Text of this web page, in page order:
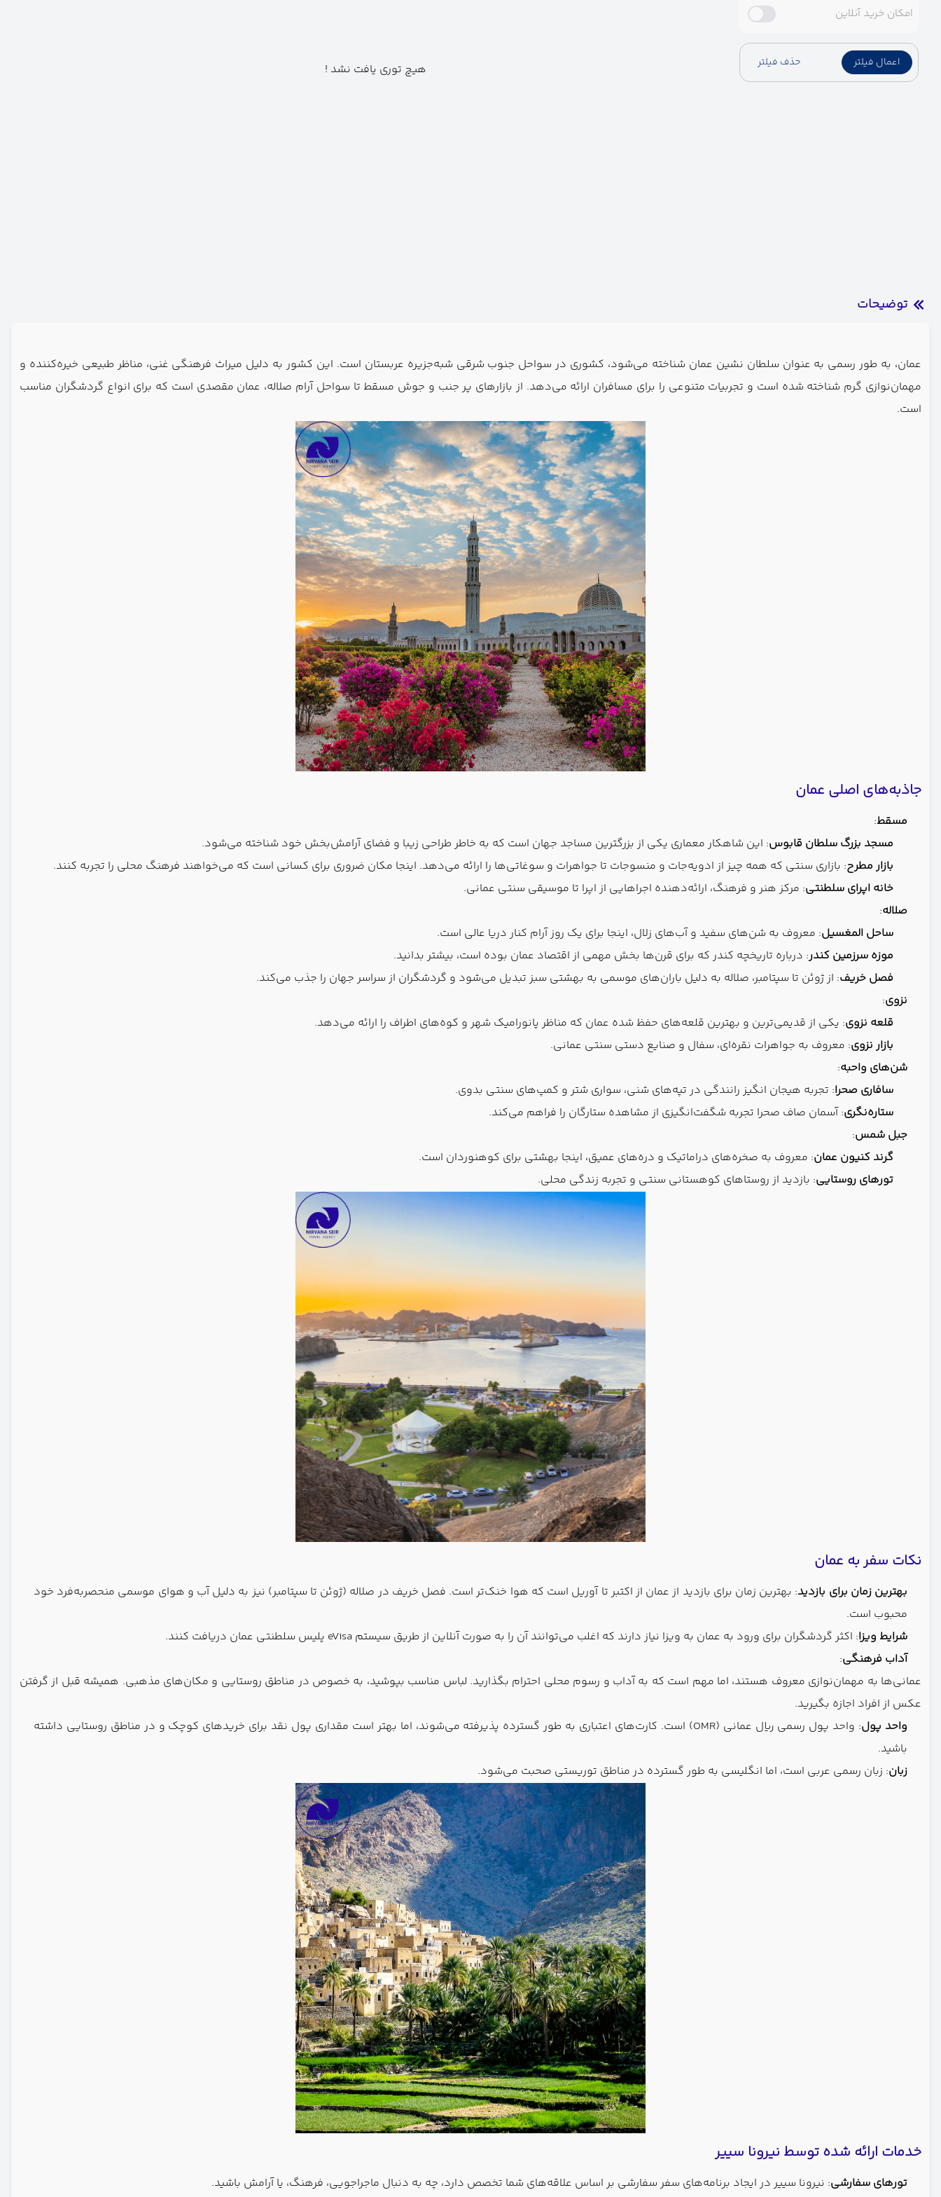
امکان خرید آنلاین
اعمال فیلتر حذف فیلتر هیچ توری یافت نشد !
توضیحات
عمان، به طور رسمی به عنوان سلطان نشین عمان شناخته می‌شود، کشوری در سواحل جنوب شرقی شبه‌جزیره عربستان است. این کشور به دلیل میراث فرهنگی غنی، مناظر طبیعی خیره‌کننده و
مهمان‌نوازی گرم شناخته شده است و تجربیات متنوعی را برای مسافران ارائه می‌دهد. از بازارهای پر جنب و جوش مسقط تا سواحل آرام صلاله، عمان مقصدی است که برای انواع گردشگران مناسب
است.
جاذبه‌های اصلی عمان
مسقط:
مسجد بزرگ سلطان قابوس: این شاهکار معماری یکی از بزرگترین مساجد جهان است که به خاطر طراحی زیبا و فضای آرامش‌بخش خود شناخته می‌شود.
بازار مطرح: بازاری سنتی که همه چیز از ادویه‌جات و منسوجات تا جواهرات و سوغاتی‌ها را ارائه می‌دهد. اینجا مکان ضروری برای کسانی است که می‌خواهند فرهنگ محلی را تجربه کنند.
خانه اپرای سلطنتی: مرکز هنر و فرهنگ، ارائه‌دهنده اجراهایی از اپرا تا موسیقی سنتی عمانی.
صلاله:
ساحل المغسیل: معروف به شن‌های سفید و آب‌های زلال، اینجا برای یک روز آرام کنار دریا عالی است.
موزه سرزمین کندر: درباره تاریخچه کندر که برای قرن‌ها بخش مهمی از اقتصاد عمان بوده است، بیشتر بدانید.
فصل خریف: از ژوئن تا سپتامبر، صلاله به دلیل باران‌های موسمی به بهشتی سبز تبدیل می‌شود و گردشگران از سراسر جهان را جذب می‌کند.
نزوی:
قلعه نزوی: یکی از قدیمی‌ترین و بهترین قلعه‌های حفظ شده عمان که مناظر پانورامیک شهر و کوه‌های اطراف را ارائه می‌دهد.
بازار نزوی: معروف به جواهرات نقره‌ای، سفال و صنایع دستی سنتی عمانی.
شن‌های واحبه:
سافاری صحرا: تجربه هیجان انگیز رانندگی در تپه‌های شنی، سواری شتر و کمپ‌های سنتی بدوی.
ستاره‌نگری: آسمان صاف صحرا تجربه شگفت‌انگیزی از مشاهده ستارگان را فراهم می‌کند.
جبل شمس:
گرند کنیون عمان: معروف به صخره‌های دراماتیک و دره‌های عمیق، اینجا بهشتی برای کوهنوردان است.
تورهای روستایی: بازدید از روستاهای کوهستانی سنتی و تجربه زندگی محلی.
نکات سفر به عمان
بهترین زمان برای بازدید: بهترین زمان برای بازدید از عمان از اکتبر تا آوریل است که هوا خنک‌تر است. فصل خریف در صلاله (ژوئن تا سپتامبر) نیز به دلیل آب و هوای موسمی منحصربه‌فرد خود
محبوب است.
شرایط ویزا: اکثر گردشگران برای ورود به عمان به ویزا نیاز دارند که اغلب می‌توانند آن را به صورت آنلاین از طریق سیستم eVisa پلیس سلطنتی عمان دریافت کنند.
آداب فرهنگی:
عمانی‌ها به مهمان‌نوازی معروف هستند، اما مهم است که به آداب و رسوم محلی احترام بگذارید. لباس مناسب بپوشید، به خصوص در مناطق روستایی و مکان‌های مذهبی. همیشه قبل از گرفتن
عکس از افراد اجازه بگیرید.
واحد پول
: واحد پول رسمی ریال عمانی (OMR) است. کارت‌های اعتباری به طور گسترده پذیرفته می‌شوند، اما بهتر است مقداری پول نقد برای خریدهای کوچک و در مناطق روستایی داشته
باشید.
زبان: زبان رسمی عربی است، اما انگلیسی به طور گسترده در مناطق توریستی صحبت می‌شود.
خدمات ارائه شده توسط نیرونا سییر
تورهای سفارشی: نیرونا سییر در ایجاد برنامه‌های سفر سفارشی بر اساس علاقه‌های شما تخصص دارد، چه به دنبال ماجراجویی، فرهنگ، یا آرامش باشید.